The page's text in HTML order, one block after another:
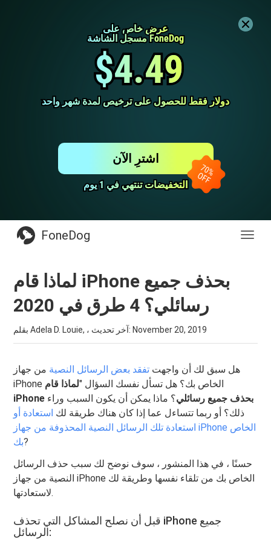
عرض خاص على
عرض خاص على
مسجل الشاشة FoneDog
مسجل الشاشة FoneDog
$4.49
$4.49
دولار فقط للحصول على ترخيص لمدة شهر واحد
دولار فقط للحصول على ترخيص لمدة شهر واحد
التخفيضات تنتهي في 1 يوم
التخفيضات تنتهي في 1 يوم
اشترِ الآن
FoneDog
لماذا قام iPhone بحذف جميع
رسائلي؟ 4 طرق في 2020
بقلم Adela D. Louie, ، آخر تحديث: November 20, 2019
هل سبق لك أن واجهت تفقد بعض الرسائل النصية من جهاز
iPhone الخاص بك؟ هل تسأل نفسك السؤال "لماذا قام
iPhone بحذف جميع رسائلي؟ ماذا يمكن أن يكون السبب وراء
ذلك؟ أو ربما تتساءل عما إذا كان هناك طريقة لك استعادة أو
استعادة تلك الرسائل النصية المحذوفة من جهاز iPhone الخاص
بك?
حسنًا ، في هذا المنشور ، سوف نوضح لك سبب حذف الرسائل
النصية من جهاز iPhone الخاص بك من تلقاء نفسها وطريقة لك
لاستعادتها.
قبل أن نصلح المشاكل التي تحذف iPhone جميع
الرسائل: